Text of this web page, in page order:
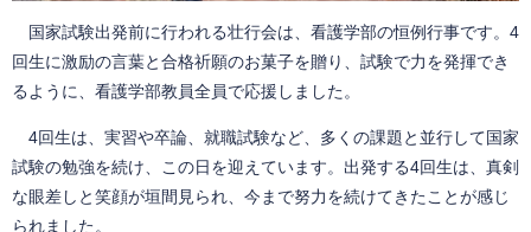
国家試験出発前に行われる壮行会は、看護学部の恒例行事です。4
回生に激励の言葉と合格祈願のお菓子を贈り、試験で力を発揮でき
るように、看護学部教員全員で応援しました。
4回生は、実習や卒論、就職試験など、多くの課題と並行して国家
試験の勉強を続け、この日を迎えています。出発する4回生は、真剣
な眼差しと笑顔が垣間見られ、今まで努力を続けてきたことが感じ
られました。